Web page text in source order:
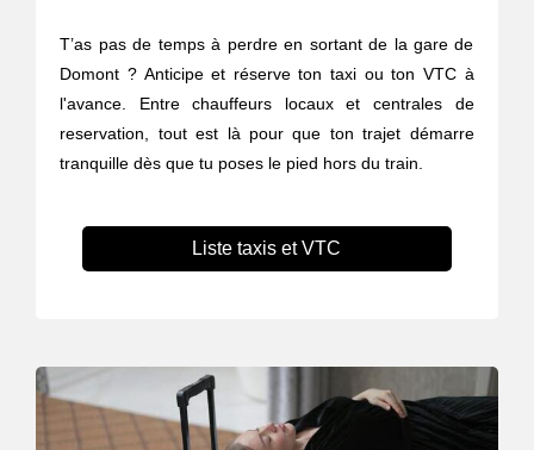
T’as pas de temps à perdre en sortant de la gare de
Domont ? Anticipe et réserve ton taxi ou ton VTC à
l'avance. Entre chauffeurs locaux et centrales de
reservation, tout est là pour que ton trajet démarre
tranquille dès que tu poses le pied hors du train.
Liste taxis et VTC